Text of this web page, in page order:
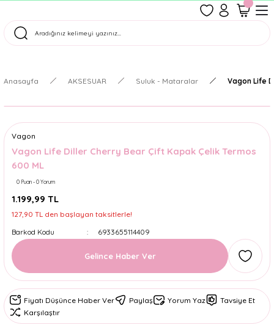
Tüm Siparişler Aynı Gün Kargoda!
Anasayfa AKSESUAR Suluk - Mataralar Vagon Life
Vagon
Vagon Life Diller Cherry Bear Çift Kapak Çelik Termos
600 ML
0 Puan - 0 Yorum
1.199,99 TL
127,90 TL den başlayan taksitlerle!
Barkod Kodu
6933655114409
Gelince Haber Ver
Fiyatı Düşünce Haber Ver Paylaş Yorum Yaz
Tavsiye Et
Karşılaştır